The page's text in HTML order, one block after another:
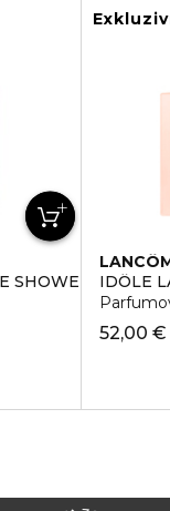
SHOWER GEL
IDÔLE
52,00 €